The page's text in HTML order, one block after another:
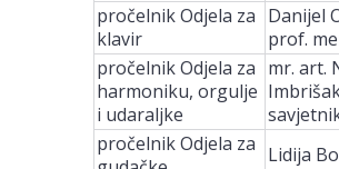
pročelnik Odjela za
klavir
Danijel
prof.
pročelnik Odjela za
harmoniku, orgulje
i udaraljke
mr. art.
pročelnik Odjela za Lidija